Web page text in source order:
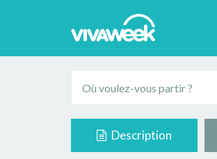
Description